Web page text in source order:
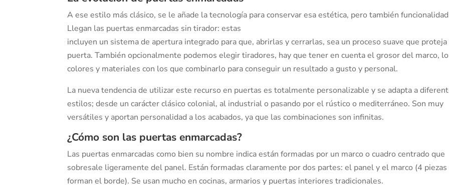
A ese estilo más clásico, se le añade la tecnología para conservar esa estética, pero también
Llegan las puertas enmarcadas sin tirador: estas
incluyen un sistema de apertura integrado para que, abrirlas y cerrarlas, sea un proceso suave que
puerta. También opcionalmente podemos elegir tiradores, hay que tener en cuenta el grosor del marco,
colores y materiales con los que combinarlo para conseguir un resultado a gusto y personal.
La nueva tendencia de utilizar este recurso en puertas es totalmente personalizable y se adapta a
estilos; desde un carácter clásico colonial, al industrial o pasando por el rústico o mediterráneo. Son muy
versátiles y aportan personalidad a los acabados, ya que las combinaciones son infinitas.
¿Cómo son las puertas enmarcadas?
Las puertas enmarcadas como bien su nombre indica están formadas por un marco o cuadro centrado que
sobresale ligeramente del panel. Están formadas claramente por dos partes: el panel y el marco (4
forman el borde). Se usan mucho en cocinas, armarios y puertas interiores tradicionales.